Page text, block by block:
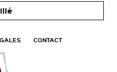
CONTACT